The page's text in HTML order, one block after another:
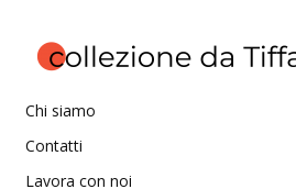
Chi siamo
Contatti
Lavora con noi